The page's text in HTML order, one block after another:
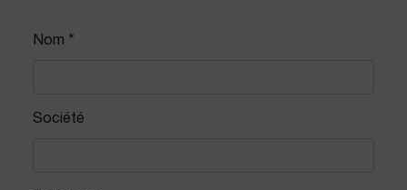
Nom *
Société